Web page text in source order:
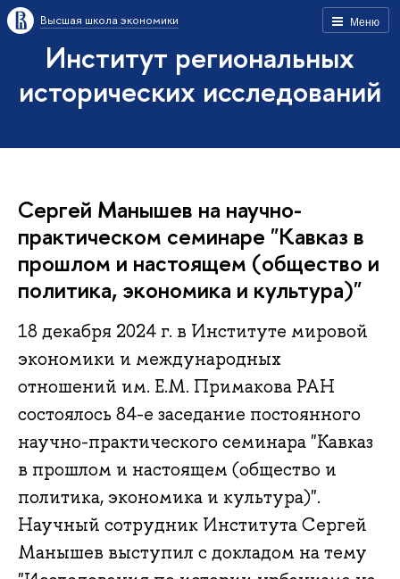
Меню
Высшая школа экономики
Институт региональных
исторических исследований
Сергей Манышев на научно-
практическом семинаре "Кавказ в
прошлом и настоящем (общество и
политика, экономика и культура)"
18 декабря 2024 г. в Институте мировой
экономики и международных
отношений им. Е.М. Примакова РАН
состоялось 84-е заседание постоянного
научно-практического семинара "Кавказ
в прошлом и настоящем (общество и
политика, экономика и культура)".
Научный сотрудник Института Сергей
Манышев выступил с докладом на тему